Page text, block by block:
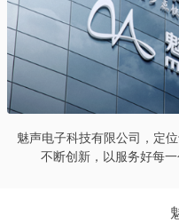
魅声电子科技有限公司，定
不断创新，以服务好每